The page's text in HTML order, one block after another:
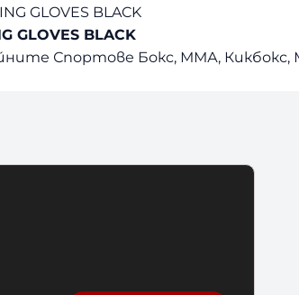
GLOVES BLACK
GLOVES BLACK
Спортове Бокс, ММА, Кикбокс,